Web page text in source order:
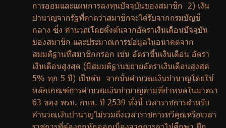
การออมและแผนการลงทุนปัจจุบันของสมาชิก 2) เงิน
บำนาญจากรัฐที่คาดว่าสมาชิกจะได้รับจากกรมบัญชี
กลาง ซึ่ง คำนวณโดยตั้งต้นจากอัตราเงินเดือนปัจจุบัน
ของสมาชิก และประมาณการข้อมูลในอนาคตจาก
สมมติฐานที่สมาชิกกรอก เช่น อัตราขึ้นเงินเดือน อัตรา
เงินเดือนสูงสุด (มีสมมติฐานขยายอัตราเงินเดือนสูงสุด
5% ทุก 5 ปี) เป็นต้น จากนั้นคำนวณเงินบำนาญโดยใช้
หลักเกณฑ์การคำนวณเงินบำนาญตามที่กำหนดในมาตรา
63 ของ พรบ. กบข. ปี 2539 ทั้งนี้ เวลาราชการสำหรับ
คำนวณเงินบำนาญไม่รวมถึงเวลาราชการทวีคูณหรือเวลา